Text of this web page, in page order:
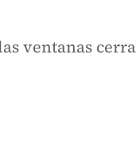
ventanas